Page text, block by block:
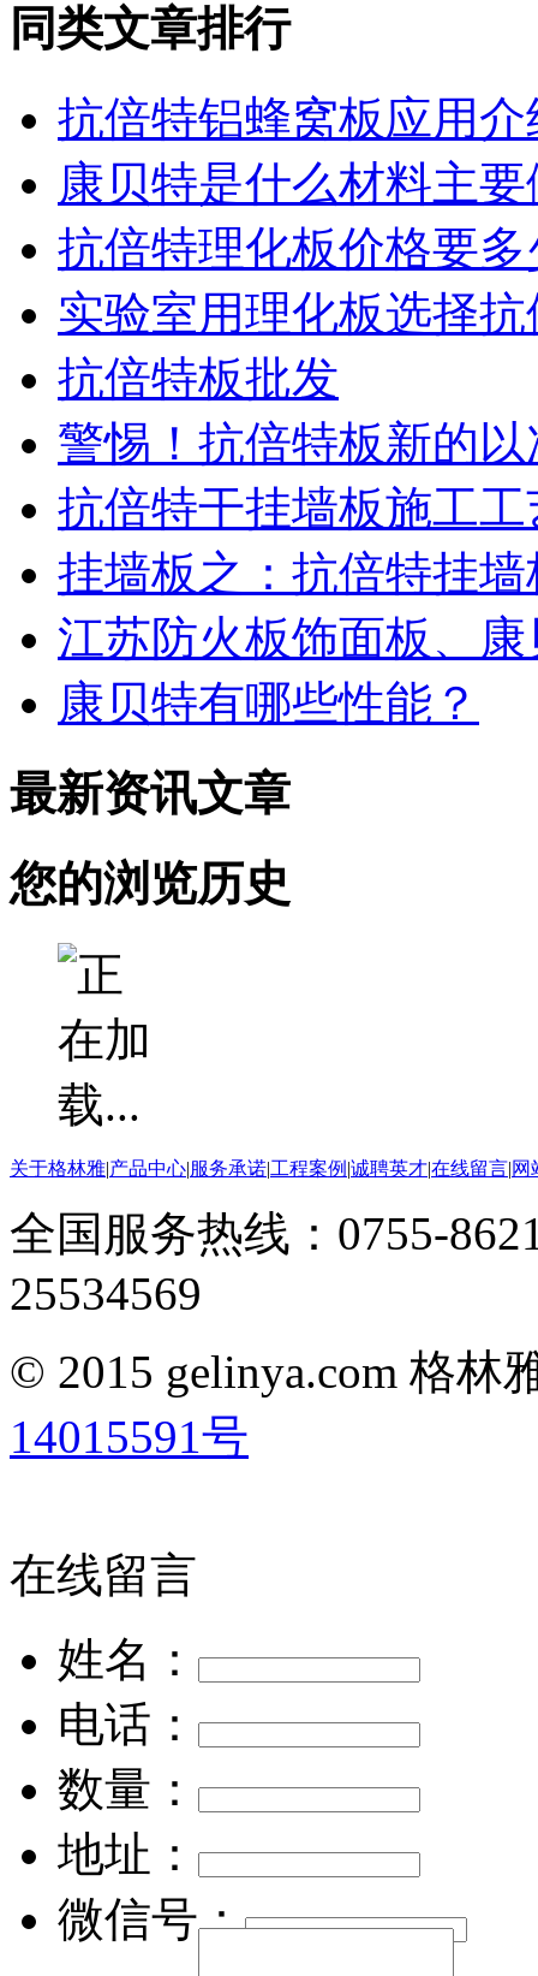
同类文章排行
抗倍特铝蜂窝板应用介
康贝特是什么材料主
抗倍特理化板价格要
实验室用理化板选择
抗倍特板批发
警惕！抗倍特板新的
抗倍特干挂墙板施工
挂墙板之：抗倍特挂
江苏防火板饰面板、
康贝特有哪些性能？
最新资讯文章
您的浏览历史
关于格林雅|产品中心|服务承诺|工程案例 |诚聘英才|在线留言|网
全国服务热线：0755-
25534569
© 2015 gelinya.com 格
14015591号
在线留言
姓名：
电话：
数量：
地址：
微信号：